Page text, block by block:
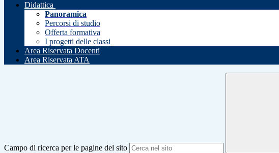
Didattica
Panoramica
Percorsi di studio
Offerta formativa
I progetti delle classi
Area Riservata Docenti
Area Riservata ATA
Campo di ricerca per le pagine del sito